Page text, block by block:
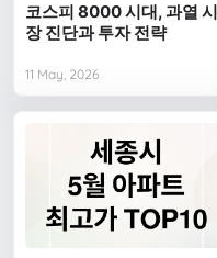
코스피 8000 시대, 과열 시
장 진단과 투자 전략
11 May, 2026